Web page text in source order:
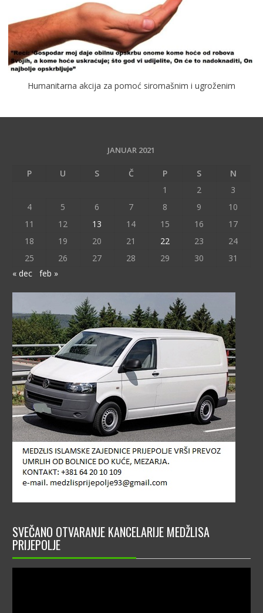
Humanitarna akcija za pomoć siromašnim i ugroženim
JANUAR 2021
P U S Č P S
N
1
2
3
4
5 6 7 8 9
10
11
12 13 14 15 16
17
18
19 20 21 22 23
24
25
26 27 28 29 30
31
« dec
feb »
SVEČANO OTVARANJE KANCELARIJE MEDŽLISA
PRIJEPOLJE